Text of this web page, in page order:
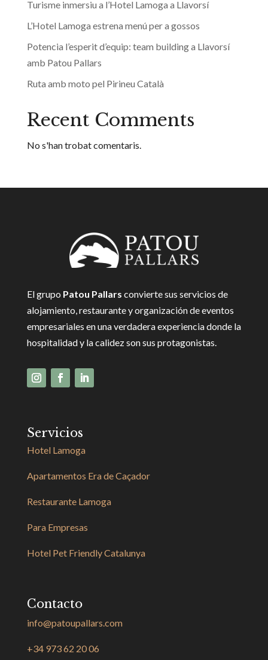
Turisme inmersiu a l’Hotel Lamoga a Llavorsí
L’Hotel Lamoga estrena menú per a gossos
Potencia l’esperit d’equip: team building a Llavorsí
amb Patou Pallars
Ruta amb moto pel Pirineu Català
Recent Comments
No s'han trobat comentaris.
El grupo Patou Pallars convierte sus servicios de
alojamiento, restaurante y organización de eventos
empresariales en una verdadera experiencia donde la
hospitalidad y la calidez son sus protagonistas.
Servicios
Hotel Lamoga
Apartamentos Era de Caçador
Restaurante Lamoga
Para Empresas
Hotel Pet Friendly Catalunya
Contacto
info@patoupallars.com
+34 973 62 20 06